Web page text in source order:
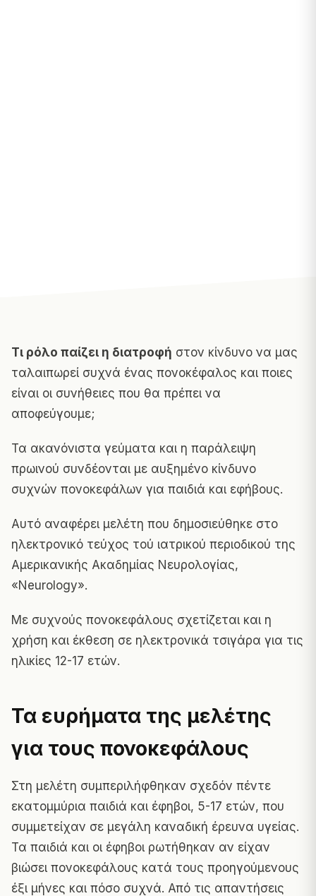
Τι ρόλο παίζει η διατροφή στον κίνδυνο να μας
ταλαιπωρεί συχνά ένας πονοκέφαλος και ποιες
είναι οι συνήθειες που θα πρέπει να
αποφεύγουμε;
Τα ακανόνιστα γεύματα και η παράλειψη
πρωινού συνδέονται με αυξημένο κίνδυνο
συχνών πονοκεφάλων για παιδιά και εφήβους.
Αυτό αναφέρει μελέτη που δημοσιεύθηκε στο
ηλεκτρονικό τεύχος τού ιατρικού περιοδικού της
Αμερικανικής Ακαδημίας Νευρολογίας,
«Neurology».
Με συχνούς πονοκεφάλους σχετίζεται και η
χρήση και έκθεση σε ηλεκτρονικά τσιγάρα για τις
ηλικίες 12-17 ετών.
Τα ευρήματα της μελέτης
για τους πονοκεφάλους
Στη μελέτη συμπεριλήφθηκαν σχεδόν πέντε
εκατομμύρια παιδιά και έφηβοι, 5-17 ετών, που
συμμετείχαν σε μεγάλη καναδική έρευνα υγείας.
Τα παιδιά και οι έφηβοι ρωτήθηκαν αν είχαν
βιώσει πονοκεφάλους κατά τους προηγούμενους
έξι μήνες και πόσο συχνά. Από τις απαντήσεις